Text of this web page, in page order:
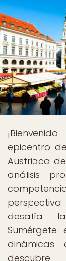
epicentro
Austriaca
análisis
desafía
Sumérgete
dinámicas